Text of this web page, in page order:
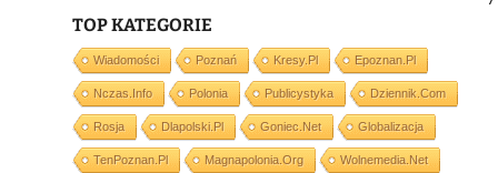
TOP KATEGORIE
Wiadomości Poznań Kresy.pl Epoznan.pl
Nczas.info Polonia Publicystyka Dziennik.com
Rosja Dlapolski.pl Goniec.net Globalizacja
TenPoznan.pl Magnapolonia.org Wolnemedia.net